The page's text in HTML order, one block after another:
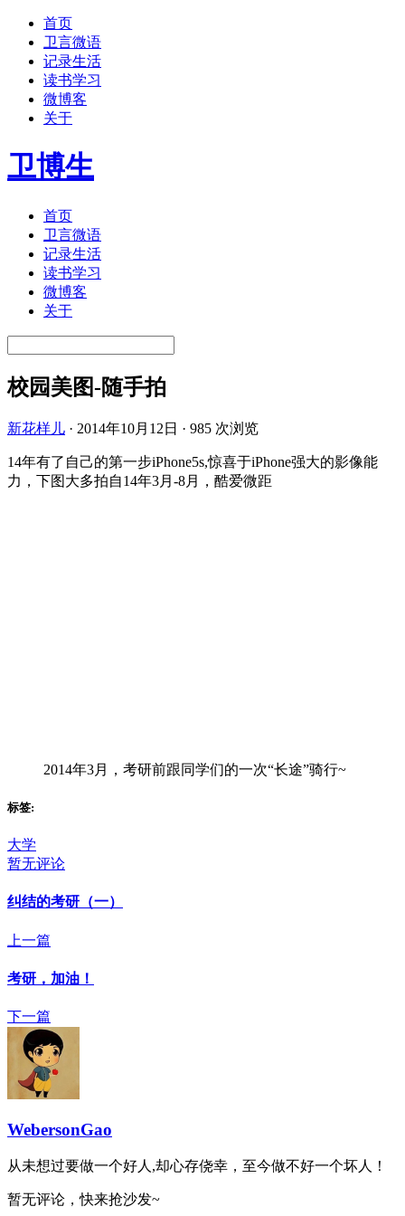
首页
卫言微语
记录生活
读书学习
微博客
关于
卫博生
首页
卫言微语
记录生活
读书学习
微博客
关于
校园美图-随手拍
新花样儿 · 2014年10月12日 · 985 次浏览
14年有了自己的第一步iPhone5s,惊喜于iPhone强大的影像能
力，下图大多拍自14年3月-8月，酷爱微距
2014年3月，考研前跟同学们的一次“长途”骑行~
标签:
大学
暂无评论
纠结的考研（一）
上一篇
考研，加油！
下一篇
WebersonGao
从未想过要做一个好人,却心存侥幸，至今做不好一个坏人！
暂无评论，快来抢沙发~